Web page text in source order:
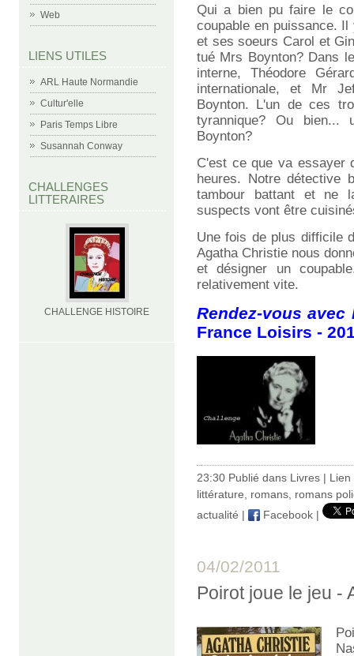
Web
LIENS UTILES
ARL Haute Normandie
Cultur'elle
Paris Temps Libre
Susannah Conway
CHALLENGES
LITTERAIRES
CHALLENGE HISTOIRE
Qui a bien pu faire le
coupable en puissance.
et ses soeurs Carol et
tué Mrs Boynton? Dans
interne, Théodore
internationale, et Mr
Boynton. L'un de ces
tyrannique? Ou bien...
Boynton?
C'est ce que va essayer
heures. Notre détective
tambour battant et ne
suspects vont être
Une fois de plus difficile
Agatha Christie nous
et désigner un
relativement vite.
Rendez-vous avec
France Loisirs -
23:30 Publié dans Livres | Lien
littérature
romans romans
actualité | Facebook |
04/02/2011
Poirot joue le jeu -